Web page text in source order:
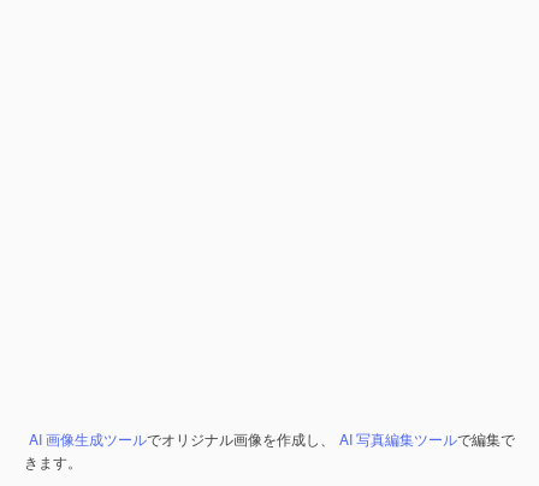
AI 画像生成ツールでオリジナル画像を作成し、 AI 写真編集ツールで編集で
きます。